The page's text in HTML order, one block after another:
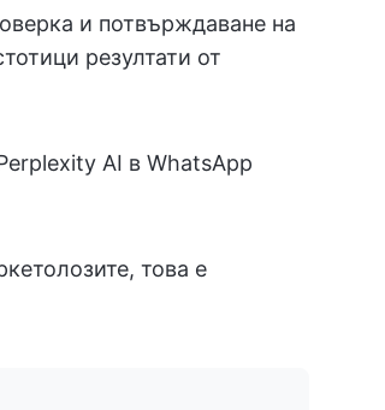
и потвърждаване на
резултати от
AI в WhatsApp
това е